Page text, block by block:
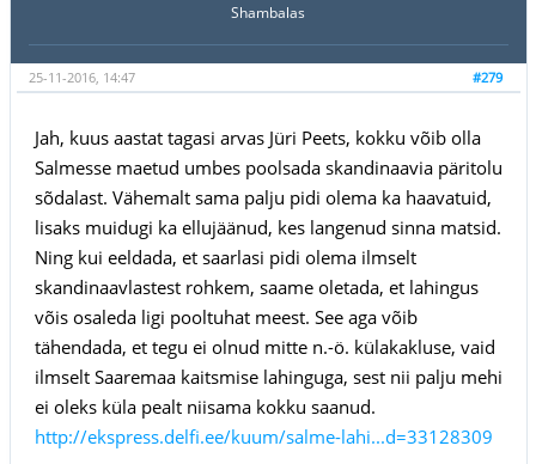
Shambalas
#279
25-11-2016, 14:47
Jah, kuus aastat tagasi arvas Jüri Peets, kokku võib olla
Salmesse maetud umbes poolsada skandinaavia päritolu
sõdalast. Vähemalt sama palju pidi olema ka haavatuid,
lisaks muidugi ka ellujäänud, kes langenud sinna matsid.
Ning kui eeldada, et saarlasi pidi olema ilmselt
skandinaavlastest rohkem, saame oletada, et lahingus
võis osaleda ligi pooltuhat meest. See aga võib
tähendada, et tegu ei olnud mitte n.-ö. külakakluse, vaid
ilmselt Saaremaa kaitsmise lahinguga, sest nii palju mehi
ei oleks küla pealt niisama kokku saanud.
http://ekspress.delfi.ee/kuum/salme-lahi...d=33128309